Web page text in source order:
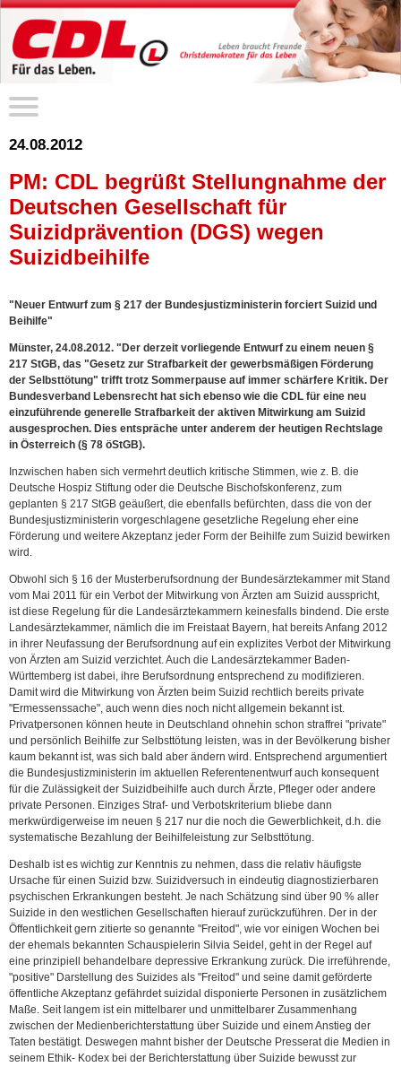
24.08.2012
PM: CDL begrüßt Stellungnahme der
Deutschen Gesellschaft für
Suizidprävention (DGS) wegen
Suizidbeihilfe
"Neuer Entwurf zum § 217 der Bundesjustizministerin forciert Suizid und
Beihilfe"
Münster, 24.08.2012. "Der derzeit vorliegende Entwurf zu einem neuen §
217 StGB, das "Gesetz zur Strafbarkeit der gewerbsmäßigen Förderung
der Selbsttötung" trifft trotz Sommerpause auf immer schärfere Kritik. Der
Bundesverband Lebensrecht hat sich ebenso wie die CDL für eine neu
einzuführende generelle Strafbarkeit der aktiven Mitwirkung am Suizid
ausgesprochen. Dies entspräche unter anderem der heutigen Rechtslage
in Österreich (§ 78 öStGB).
Inzwischen haben sich vermehrt deutlich kritische Stimmen, wie z. B. die
Deutsche Hospiz Stiftung oder die Deutsche Bischofskonferenz, zum
geplanten § 217 StGB geäußert, die ebenfalls befürchten, dass die von der
Bundesjustizministerin vorgeschlagene gesetzliche Regelung eher eine
Förderung und weitere Akzeptanz jeder Form der Beihilfe zum Suizid bewirken
wird.
Obwohl sich § 16 der Musterberufsordnung der Bundesärztekammer mit Stand
vom Mai 2011 für ein Verbot der Mitwirkung von Ärzten am Suizid ausspricht,
ist diese Regelung für die Landesärztekammern keinesfalls bindend. Die erste
Landesärztekammer, nämlich die im Freistaat Bayern, hat bereits Anfang 2012
in ihrer Neufassung der Berufsordnung auf ein explizites Verbot der Mitwirkung
von Ärzten am Suizid verzichtet. Auch die Landesärztekammer Baden-
Württemberg ist dabei, ihre Berufsordnung entsprechend zu modifizieren.
Damit wird die Mitwirkung von Ärzten beim Suizid rechtlich bereits private
"Ermessenssache", auch wenn dies noch nicht allgemein bekannt ist.
Privatpersonen können heute in Deutschland ohnehin schon straffrei "private"
und persönlich Beihilfe zur Selbsttötung leisten, was in der Bevölkerung bisher
kaum bekannt ist, was sich bald aber ändern wird. Entsprechend argumentiert
die Bundesjustizministerin im aktuellen Referentenentwurf auch konsequent
für die Zulässigkeit der Suizidbeihilfe auch durch Ärzte, Pfleger oder andere
private Personen. Einziges Straf- und Verbotskriterium bliebe dann
merkwürdigerweise im neuen § 217 nur die noch die Gewerblichkeit, d.h. die
systematische Bezahlung der Beihilfeleistung zur Selbsttötung.
Deshalb ist es wichtig zur Kenntnis zu nehmen, dass die relativ häufigste
Ursache für einen Suizid bzw. Suizidversuch in eindeutig diagnostizierbaren
psychischen Erkrankungen besteht. Je nach Schätzung sind über 90 % aller
Suizide in den westlichen Gesellschaften hierauf zurückzuführen. Der in der
Öffentlichkeit gern zitierte so genannte "Freitod", wie vor einigen Wochen bei
der ehemals bekannten Schauspielerin Silvia Seidel, geht in der Regel auf
eine prinzipiell behandelbare depressive Erkrankung zurück. Die irreführende,
"positive" Darstellung des Suizides als "Freitod" und seine damit geförderte
öffentliche Akzeptanz gefährdet suizidal disponierte Personen in zusätzlichem
Maße. Seit langem ist ein mittelbarer und unmittelbarer Zusammenhang
zwischen der Medienberichterstattung über Suizide und einem Anstieg der
Taten bestätigt. Deswegen mahnt bisher der Deutsche Presserat die Medien in
seinem Ethik- Kodex bei der Berichterstattung über Suizide bewusst zur